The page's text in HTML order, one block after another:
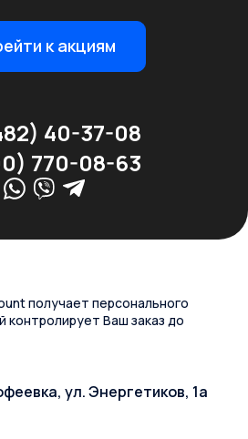
к акциям
40-37-08
770-08-63
получает персонального
Ваш заказ до
ул. Энергетиков, 1а